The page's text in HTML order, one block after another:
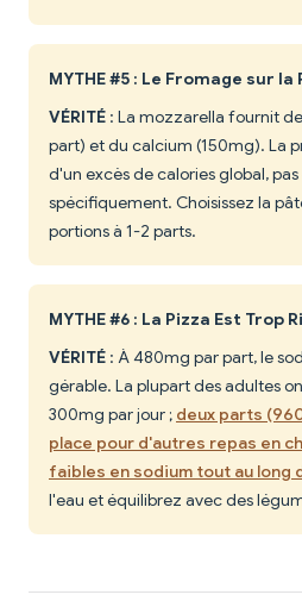
MYTHE #5 : Le Fromage sur
VÉRITÉ : La mozzarella fournit
part) et du calcium (150mg). La
d'un excès de calories global,
spécifiquement. Choisissez la
portions à 1-2 parts.
MYTHE #6 : La Pizza Est Trop
VÉRITÉ : À 480mg par part, le
gérable. La plupart des adultes
300mg par jour ; deux parts
place pour d'autres repas en
faibles en sodium tout au long
l'eau et équilibrez avec des